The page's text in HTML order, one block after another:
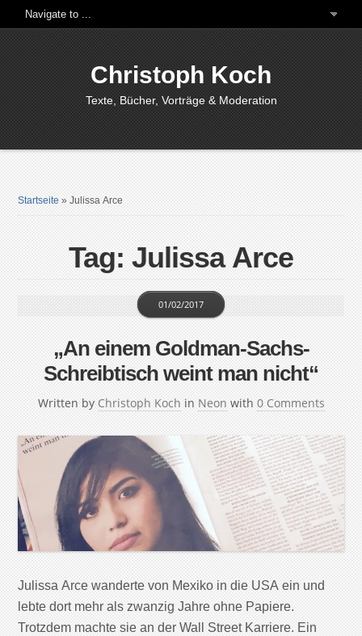
Christoph Koch
Texte, Bücher, Vorträge & Moderation
Startseite »Julissa Arce
Tag: Julissa Arce
„An einem Goldman-Sachs-
Schreibtisch weint man nicht“
Written by Christoph Koch
01/02/2017
in Neon with 0 Comments
Julissa Arce wanderte von Mexiko in die USA ein und
lebte dort mehr als zwanzig Jahre ohne Papiere.
Trotzdem machte sie an der Wall Street Karriere. Ein